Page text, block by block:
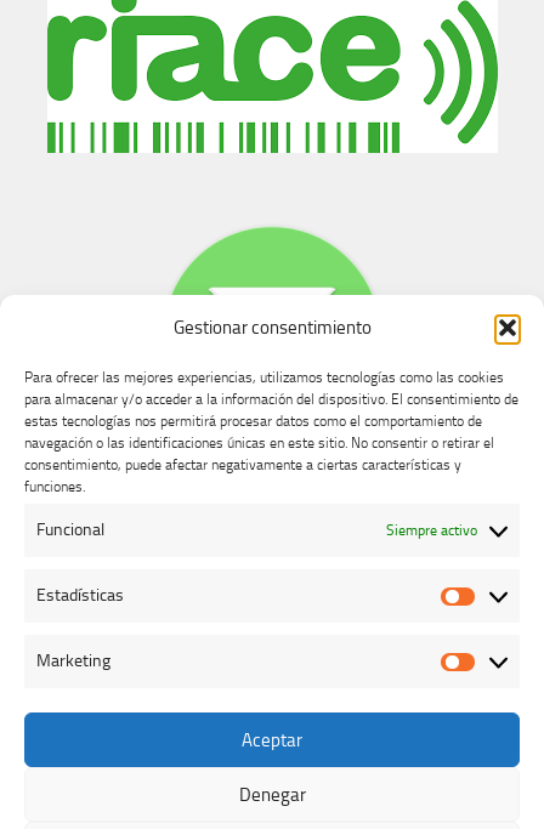
Gestionar consentimiento
Para ofrecer las mejores experiencias, utilizamos tecnologías como las cookies
para almacenar y/o acceder a la información del dispositivo. El consentimiento de
estas tecnologías nos permitirá procesar datos como el comportamiento de
navegación o las identificaciones únicas en este sitio. No consentir o retirar el
consentimiento, puede afectar negativamente a ciertas características y
funciones.
Funcional Siempre activo
Estadísticas
Marketing
Aceptar
Denegar
Buzón de dudas, quejas y sugerencias
Colegio Oficial de Veterinarios de Cáceres © 2026. Todos los